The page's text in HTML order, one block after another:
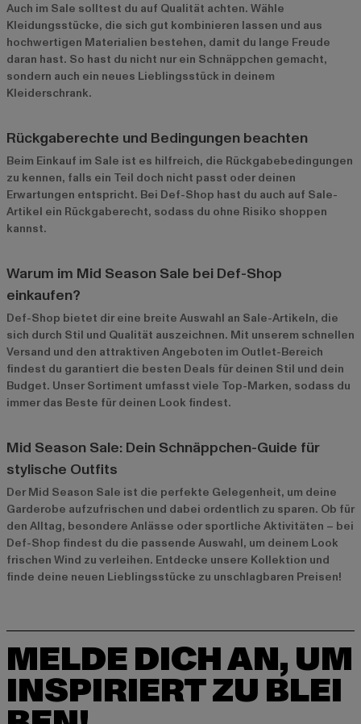
Auch im Sale solltest du auf Qualität achten. Wähle
Kleidungsstücke, die sich gut kombinieren lassen und aus
hochwertigen Materialien bestehen, damit du lange Freude
daran hast. So hast du nicht nur ein Schnäppchen gemacht,
sondern auch ein neues Lieblingsstück in deinem
Kleiderschrank.
Rückgaberechte und Bedingungen beachten
Beim Einkauf im Sale ist es hilfreich, die Rückgabebedingungen
zu kennen, falls ein Teil doch nicht passt oder deinen
Erwartungen entspricht. Bei Def-Shop hast du auch auf Sale-
Artikel ein Rückgaberecht, sodass du ohne Risiko shoppen
kannst.
Warum im Mid Season Sale bei Def-Shop
einkaufen?
Def-Shop bietet dir eine breite Auswahl an Sale-Artikeln, die
sich durch Stil und Qualität auszeichnen. Mit unserem schnellen
Versand und den attraktiven Angeboten im Outlet-Bereich
findest du garantiert die besten Deals für deinen Stil und dein
Budget. Unser Sortiment umfasst viele Top-Marken, sodass du
immer das Beste für deinen Look findest.
Mid Season Sale: Dein Schnäppchen-Guide für
stylische Outfits
Der Mid Season Sale ist die perfekte Gelegenheit, um deine
Garderobe aufzufrischen und dabei ordentlich zu sparen. Ob für
den Alltag, besondere Anlässe oder sportliche Aktivitäten – bei
Def-Shop findest du die passende Auswahl, um deinem Look
frischen Wind zu verleihen. Entdecke unsere Kollektion und
finde deine neuen Lieblingsstücke zu unschlagbaren Preisen!
MELDE DICH AN, UM
INSPIRIERT ZU BLEI